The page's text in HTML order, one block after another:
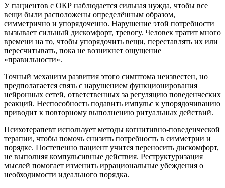
У пациентов с ОКР наблюдается сильная нужда, чтобы все
вещи были расположены определённым образом,
симметрично и упорядоченно. Нарушение этой потребности
вызывает сильный дискомфорт, тревогу. Человек тратит много
времени на то, чтобы упорядочить вещи, переставлять их или
пересчитывать, пока не возникнет ощущение
«правильности».
Точный механизм развития этого симптома неизвестен, но
предполагается связь с нарушением функционирования
нейронных сетей, ответственных за регуляцию поведенческих
реакций. Неспособность подавить импульс к упорядочиванию
приводит к повторному выполнению ритуальных действий.
Психотерапевт использует методы когнитивно-поведенческой
терапии, чтобы помочь снизить потребность в симметрии и
порядке. Постепенно пациент учится переносить дискомфорт,
не выполняя компульсивные действия. Реструктуризация
мыслей помогает изменить иррациональные убеждения о
необходимости идеального порядка.